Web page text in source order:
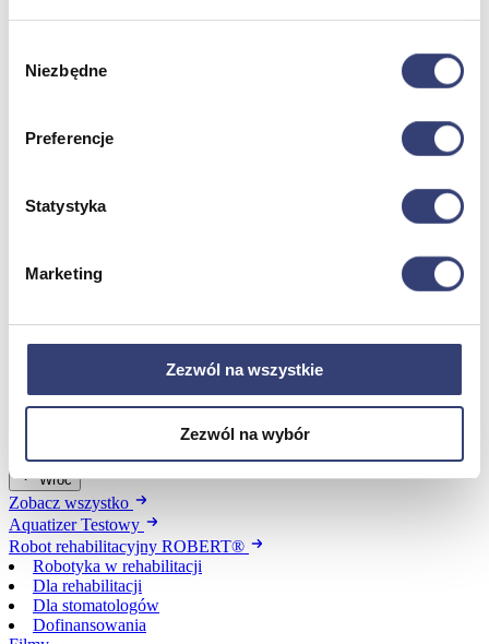
zgody
Niezbędne
Preferencje
Statystyka
Marketing
Zezwól na wszystkie
Zezwól na wybór
Fotele do masażu
Urządzenia
Wróć
Zobacz wszystko
Aquatizer Testowy
Robot rehabilitacyjny ROBERT®
Robotyka w rehabilitacji
Dla rehabilitacji
Dla stomatologów
Dofinansowania